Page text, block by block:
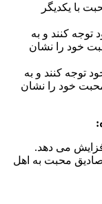
با یکدیگر
توجه کنند و به
خود را نشان
توجه کنند و به
خود را نشان
می دهد.
محبت به اهل